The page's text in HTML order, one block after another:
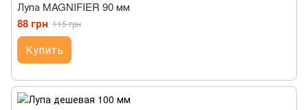
Лупа MAGNIFIER 90 мм
88 грн 115 грн
Купить